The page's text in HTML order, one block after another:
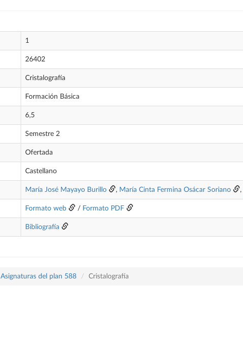
1
26402
Cristalografía
Formación Básica
6,5
Semestre 2
Ofertada
Castellano
María José Mayayo Burillo , María Cinta Fermina Osácar Soriano ,
Formato web / Formato PDF
Bibliografía
Asignaturas del plan 588 Cristalografía